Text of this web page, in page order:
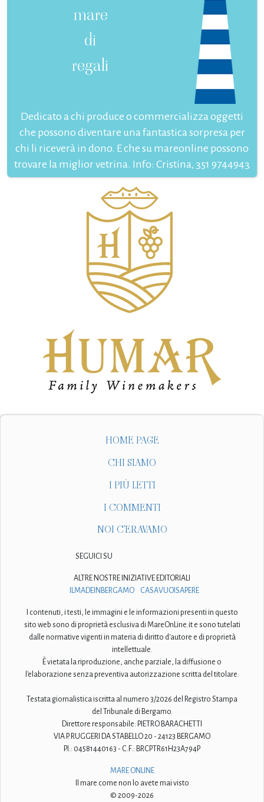
mare
di
regali
Dedicato a chi produce o commercializza oggetti
che possono diventare una fantastica sorpresa per
chi li riceverà in dono. E che su mareonline possono
trovare la miglior vetrina. Info: Cristina, 351 9744943
HOME PAGE
CHI SIAMO
I PIÙ LETTI
I COMMENTI
NOI C'ERAVAMO
SEGUICI SU
ALTRE NOSTRE INIZIATIVE EDITORIALI
ILMADEINBERGAMO
CASAVUOISAPERE
I contenuti, i testi, le immagini e le informazioni presenti in questo
sito web sono di proprietà esclusiva di MareOnLine.it e sono tutelati
dalle normative vigenti in materia di diritto d'autore e di proprietà
intellettuale.
È vietata la riproduzione, anche parziale, la diffusione o
l'elaborazione senza preventiva autorizzazione scritta del titolare.
Testata giornalistica iscritta al numero 3/2026 del Registro Stampa
del Tribunale di Bergamo.
Direttore responsabile: PIETRO BARACHETTI
VIA P. RUGGERI DA STABELLO 20 - 24123 BERGAMO
P.I.: 04581440163 - C.F.: BRCPTR61H23A794P
MARE ONLINE
Il mare come non lo avete mai visto
© 2009-2026